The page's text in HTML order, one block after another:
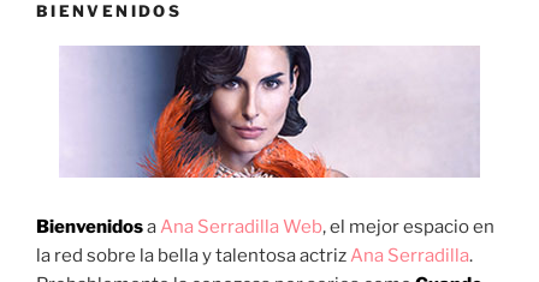
BIENVENIDOS
BienvenidosaAna Serradilla Web, el mejor espacio en
la red sobre la bella y talentosa actrizAna Serradilla.